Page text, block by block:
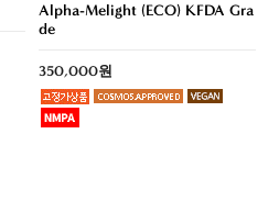
Alpha-Melight (ECO) KFDA Gra
de
350,000원